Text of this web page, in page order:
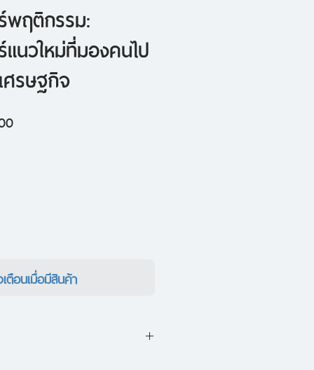
พฤติกรรม:
นวใหม่ที่มองคนไป
ศรษฐกิจ
ราคา
ตือนเมื่อมีสินค้า